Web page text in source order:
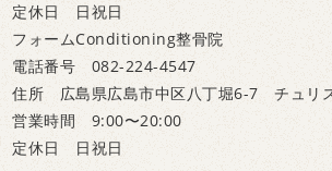
定休日 日祝日
フォームConditioning整骨院
電話番号 082-224-4547
住所 広島県広島市中区八丁堀6-7 チュリ
営業時間 9:00〜20:00
定休日 日祝日